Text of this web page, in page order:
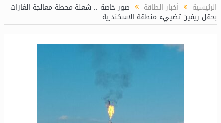
الرئيسية أخبار الطاقة صور خاصة .. شعلة محطة معالجة الغازات
بحقل ريفين تضييء منطقة الاسكندرية